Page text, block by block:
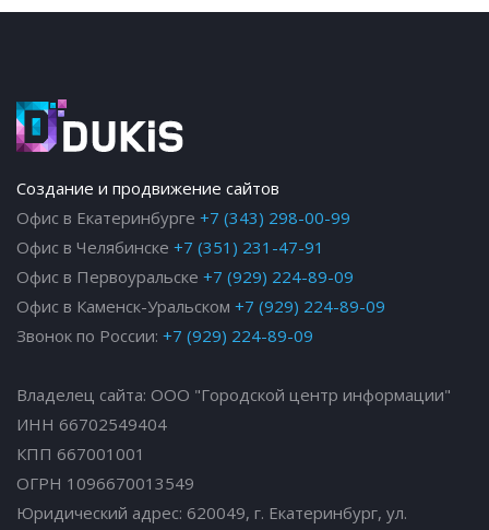
Создание и продвижение сайтов
Офис в Екатеринбурге +7 (343) 298-00-99
Офис в Челябинске +7 (351) 231-47-91
Офис в Первоуральске +7 (929) 224-89-09
Офис в Каменск-Уральском +7 (929) 224-89-09
Звонок по России: +7 (929) 224-89-09
Владелец сайта: ООО "Городской центр информации"
ИНН 66702549404
КПП 667001001
ОГРН 1096670013549
Юридический адрес: 620049, г. Екатеринбург, ул.